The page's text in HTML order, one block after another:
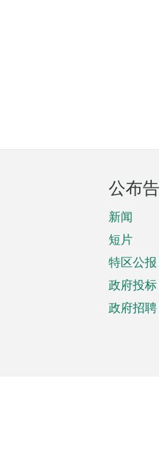
公布
新闻
短片
特区公报
政府投标
政府招聘